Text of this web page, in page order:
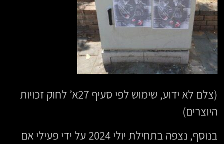
(
צלם לא ידוע, שימוש לפי סעיף 27א’ לחוק זכויות
היוצרים)
בנוסף, נצפה בתחילת יולי 2024 על ידי פעילי אם